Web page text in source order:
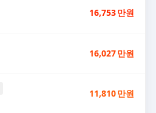
16,753만원
16,027만원
11,810만원